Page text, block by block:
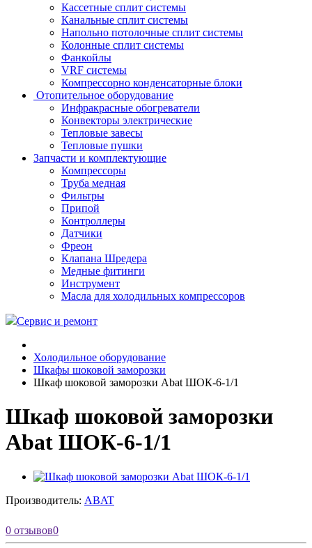
Кассетные сплит системы
Канальные сплит системы
Напольно потолочные сплит системы
Колонные сплит системы
Фанкойлы
VRF системы
Компрессорно конденсаторные блоки
Отопительное оборудование
Инфракрасные обогреватели
Конвекторы электрические
Тепловые завесы
Тепловые пушки
Запчасти и комплектующие
Компрессоры
Труба медная
Фильтры
Припой
Контроллеры
Датчики
Фреон
Клапана Шредера
Медные фитинги
Инструмент
Масла для холодильных компрессоров
Сервис и ремонт
Холодильное оборудование
Шкафы шоковой заморозки
Шкаф шоковой заморозки Abat ШОК-6-1/1
Шкаф шоковой заморозки
Abat ШОК-6-1/1
Производитель: ABAT
0 отзывов0